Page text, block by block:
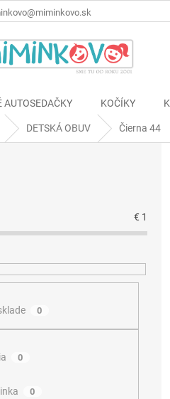
AUTOSEDAČKY KOČÍKY
DETSKÁ OBUV Čierna 44
€ 1
0
0
0